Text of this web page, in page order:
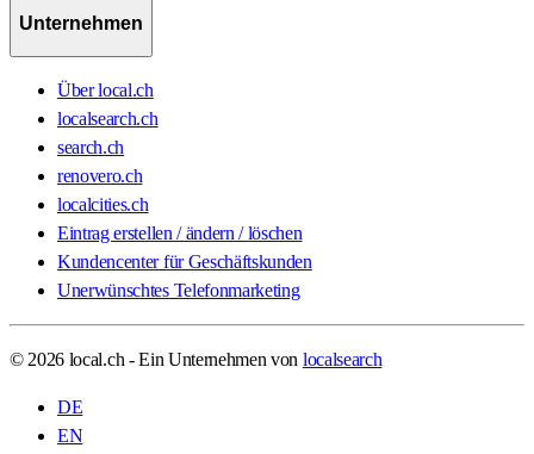
Unternehmen
Über local.ch
localsearch.ch
search.ch
renovero.ch
localcities.ch
Eintrag erstellen / ändern / löschen
Kundencenter für Geschäftskunden
Unerwünschtes Telefonmarketing
© 2026 local.ch - Ein Unternehmen von localsearch
DE
EN